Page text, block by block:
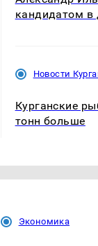
Все новости по
падению
кандидатом в
Новости
Курганские
тонн больше
Экономика